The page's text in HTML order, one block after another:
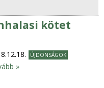
kötet
ÚJDONSÁGOK
»